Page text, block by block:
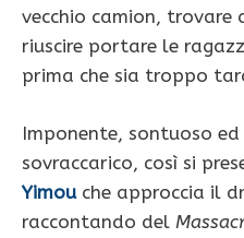
vecchio camion, trovare
riuscire portare le
prima che sia troppo
Imponente, sontuoso
sovraccarico, così si
Yimouche approccia il
raccontando del